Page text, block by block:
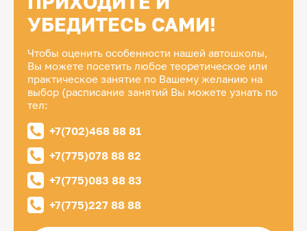
УБЕДИТЕСЬ САМИ!
Чтобы оценить особенности нашей автошколы,
Вы можете посетить любое теоретическое или
практическое занятие по Вашему желанию на
выбор (расписание занятий Вы можете узнать по
тел:
+7(702)468 88 81
+7(775)078 88 82
+7(775)083 88 83
+7(775)227 88 88